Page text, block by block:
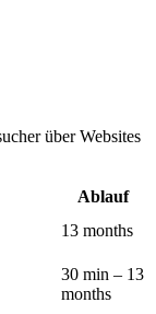
über Websites
Ablauf
13 months
30 min – 13
months